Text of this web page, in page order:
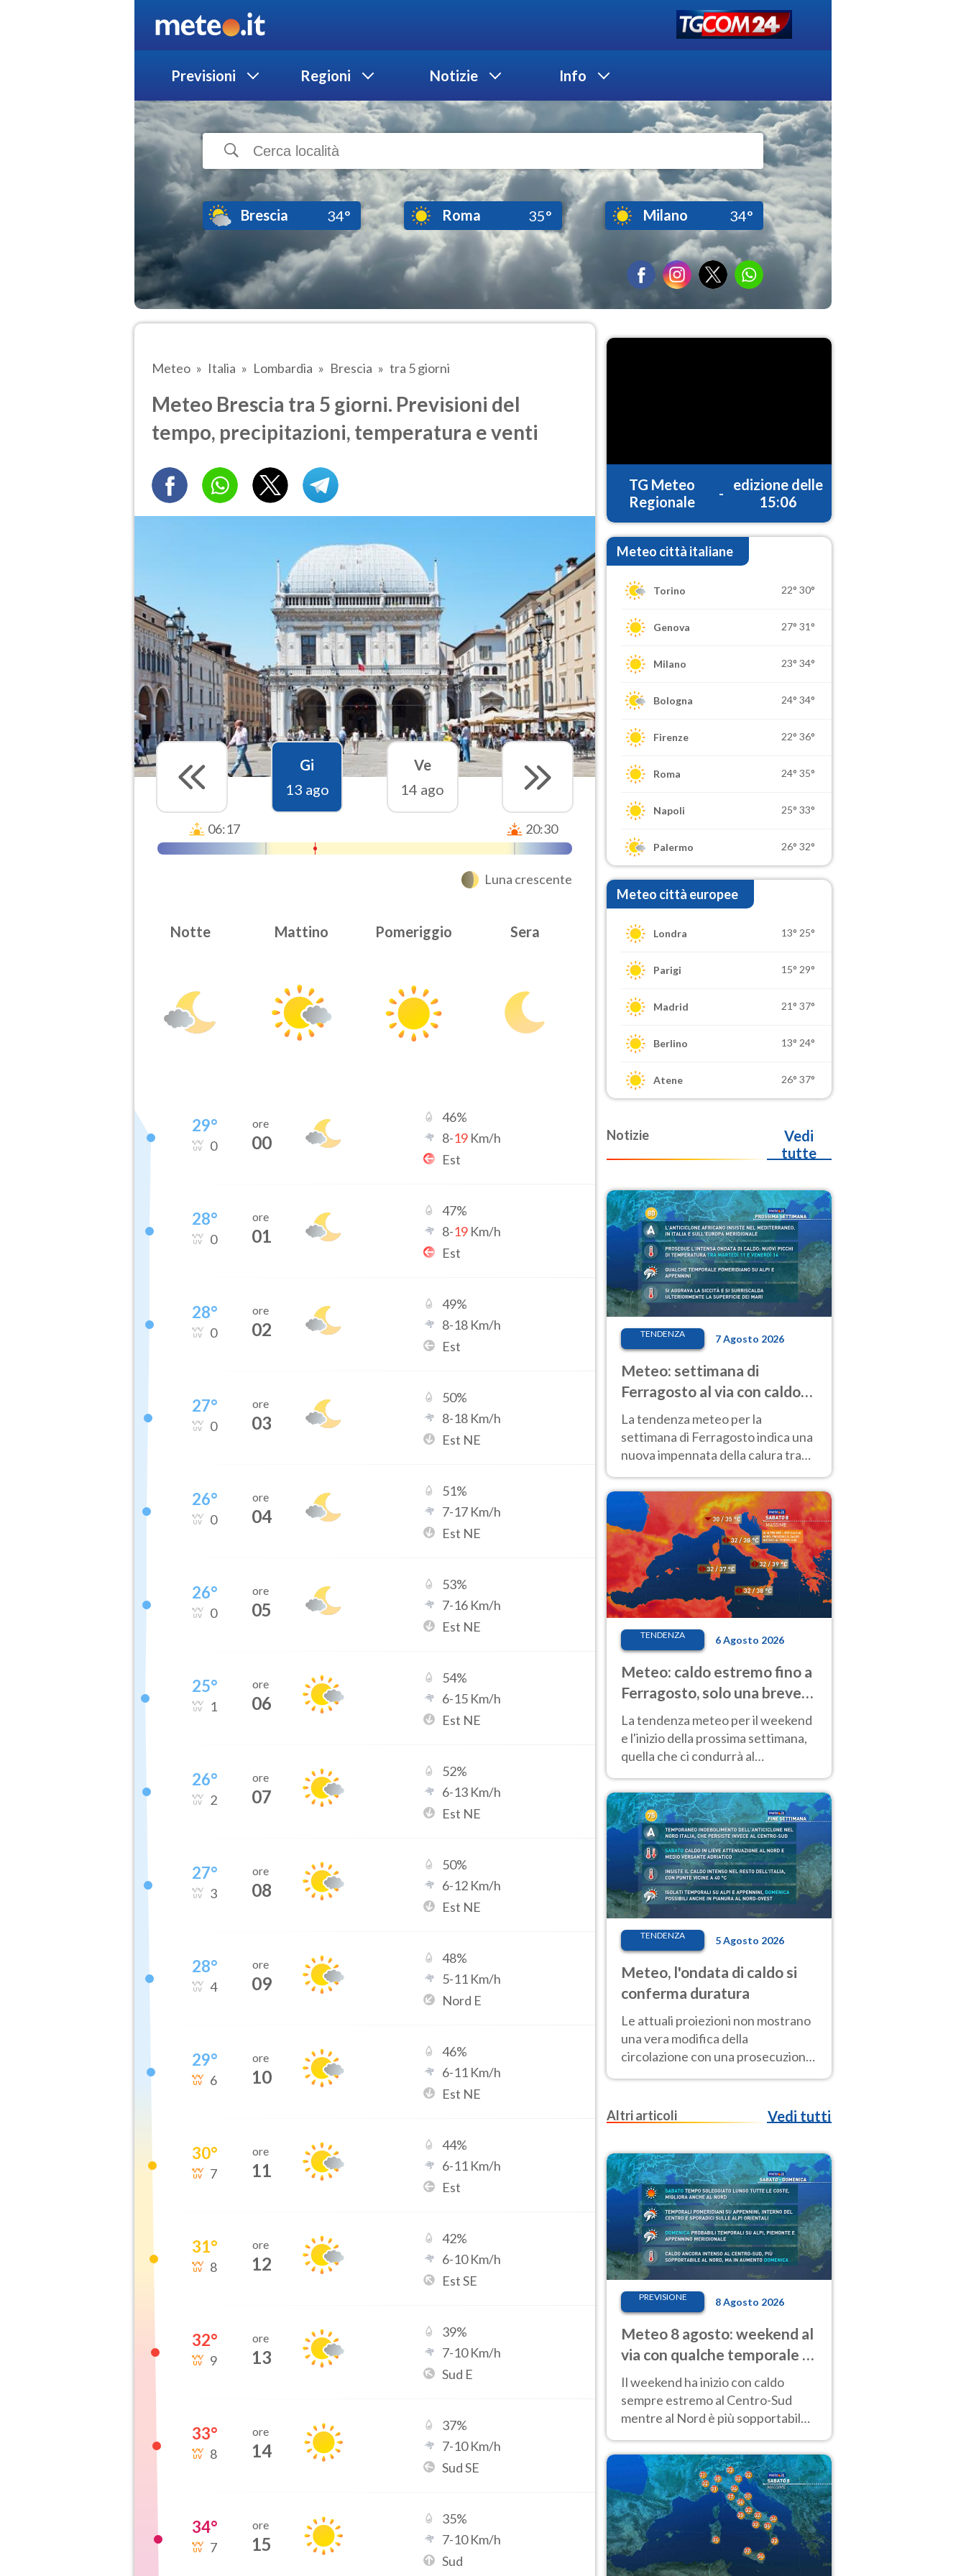
Previsioni Regioni Notizie Info
Brescia 34° Roma 35° Milano 34°
Meteo Italia Lombardia Brescia tra 5 giorni
Meteo Brescia tra 5 giorni. Previsioni del
tempo, precipitazioni, temperatura e venti
Gi
13 ago
Ve
14 ago
06:17 20:30
Luna crescente
Notte Mattino Pomeriggio Sera
29°
0
ore
00
46%
8-19 Km/h
Est
28°
0
ore
01
47%
8-19 Km/h
Est
28°
0
ore
02
49%
8-18 Km/h
Est
27°
0
ore
03
50%
8-18 Km/h
Est NE
26°
0
ore
04
51%
7-17 Km/h
Est NE
26°
0
ore
05
53%
7-16 Km/h
Est NE
25°
1
ore
06
54%
6-15 Km/h
Est NE
26°
2
ore
07
52%
6-13 Km/h
Est NE
27°
3
ore
08
50%
6-12 Km/h
Est NE
28°
4
ore
09
48%
5-11 Km/h
Nord E
29°
6
ore
10
46%
6-11 Km/h
Est NE
30°
7
ore
11
44%
6-11 Km/h
Est
31°
8
ore
12
42%
6-10Km/h
Est SE
32°
9
ore
13
39%
7-10Km/h
Sud E
33°
8
ore
14
37%
7-10Km/h
Sud SE
34°
7
ore
15
35%
7-10Km/h
Sud
TG Meteo
Regionale
-
edizione delle
15:06
Meteo città italiane
Torino 22° 30°
Genova 27° 31°
Milano 23° 34°
Bologna 24° 34°
Firenze 22° 36°
Roma 24° 35°
Napoli 25° 33°
Palermo 26° 32°
Meteo città europee
Londra 13° 25°
Parigi 15° 29°
Madrid 21° 37°
Berlino 13° 24°
Atene 26° 37°
Notizie
Vedi
tutte
TENDENZA 7 Agosto 2026
Meteo: settimana di
Ferragosto al via con caldo
intenso e qualche temporale
La tendenza meteo per la
settimana di Ferragosto indica una
nuova impennata della calura tra
anche al Nord.
TENDENZA 6 Agosto 2026
Meteo: caldo estremo fino a
Ferragosto, solo una breve
pausa. Ecco dove
La tendenza meteo per il weekend
e l'inizio della prossima settimana,
quella che ci condurrà al
temperature molto elevate
TENDENZA 5 Agosto 2026
Meteo, l'ondata di caldo si
conferma duratura
Le attuali proiezioni non mostrano
una vera modifica della
circolazione con una prosecuzione
del caldo fuori scala per molti
Ferragosto
Altri articoli Vedi tutti
PREVISIONE 8 Agosto 2026
Meteo 8 agosto: weekend al
via con qualche temporale e
caldo estremo al Centro-Sud
Il weekend ha inizio con caldo
sempre estremo al Centro-Sud
mentre al Nord è più sopportabile
calore sui rilievi.